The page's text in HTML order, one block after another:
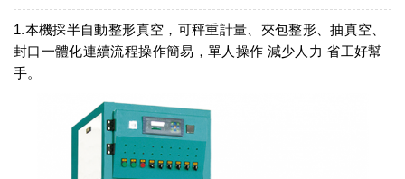
1.本機採半自動整形真空，可秤重計量、夾包整形、抽真空、
封口一體化連續流程操作簡易，單人操作 減少人力 省工好幫
手。